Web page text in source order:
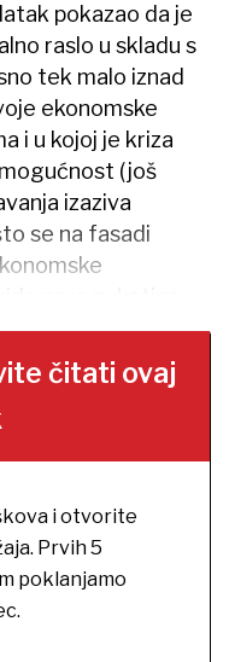
pokazao da je
raslo u skladu s
tek malo iznad
ekonomske
i u kojoj je kriza
(još
izaziva
se na fasadi
čitati ovaj
i otvorite
Prvih 5
poklanjamo